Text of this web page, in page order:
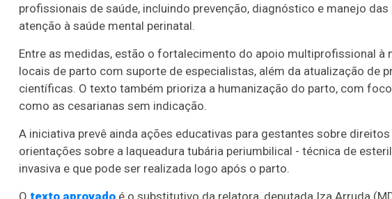
profissionais de saúde, incluindo prevenção, diagnóstico e manejo
atenção à saúde mental perinatal.
Entre as medidas, estão o fortalecimento do apoio multiprofissional à
locais de parto com suporte de especialistas, além da atualização de
científicas. O texto também prioriza a humanização do parto, com
como as cesarianas sem indicação.
A iniciativa prevê ainda ações educativas para gestantes sobre
orientações sobre a laqueadura tubária periumbilical - técnica de
invasiva e que pode ser realizada logo após o parto.
O texto aprovado é o substitutivo da relatora, deputada Iza Arruda